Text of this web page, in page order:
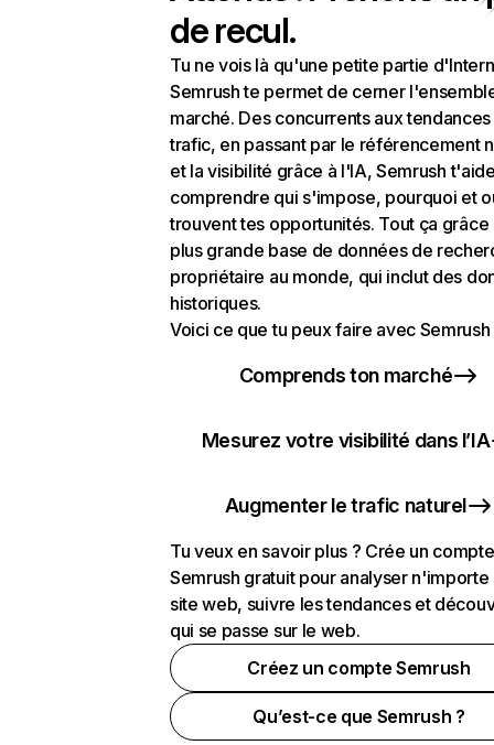
de recul.
Tu ne vois là qu'une petite partie
Semrush te permet de cerner
marché. Des concurrents aux
trafic, en passant par le référencement
et la visibilité grâce à l'IA, Semrush
comprendre qui s'impose, pourquoi et
trouvent tes opportunités. Tout ça grâce
plus grande base de données de
propriétaire au monde, qui inclut des
historiques.
Voici ce que tu peux faire avec Semrush
Comprends ton marché
Mesurez votre visibilité dans l’IA
Augmenter le trafic naturel
Tu veux en savoir plus ? Crée un compte
Semrush gratuit pour analyser n'importe
site web, suivre les tendances et
qui se passe sur le web.
Créez un compte Semrush
Qu’est-ce que Semrush ?